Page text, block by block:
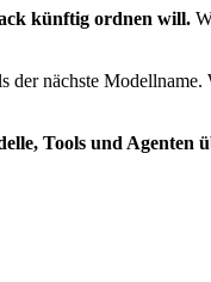
künftig ordnen will.
der nächste
Tools und Agenten